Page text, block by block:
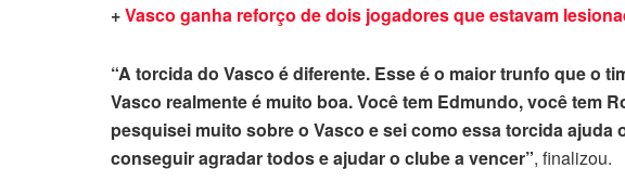
+Vasco ganha reforço de dois jogadores que estavam
“A torcida do Vasco é diferente. Esse é o maior trunfo que o
Vasco realmente é muito boa. Você tem Edmundo, você tem
pesquisei muito sobre o Vasco e sei como essa torcida ajuda
conseguir agradar todos e ajudar o clube a vencer”, finalizou.